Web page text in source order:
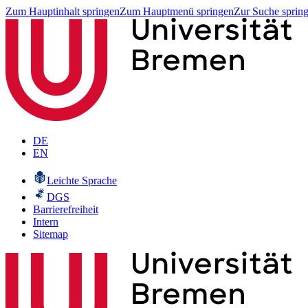
Zum Hauptinhalt springenZum Hauptmenü springenZur Suche
DE
EN
Leichte Sprache
DGS
Barrierefreiheit
Intern
Sitemap